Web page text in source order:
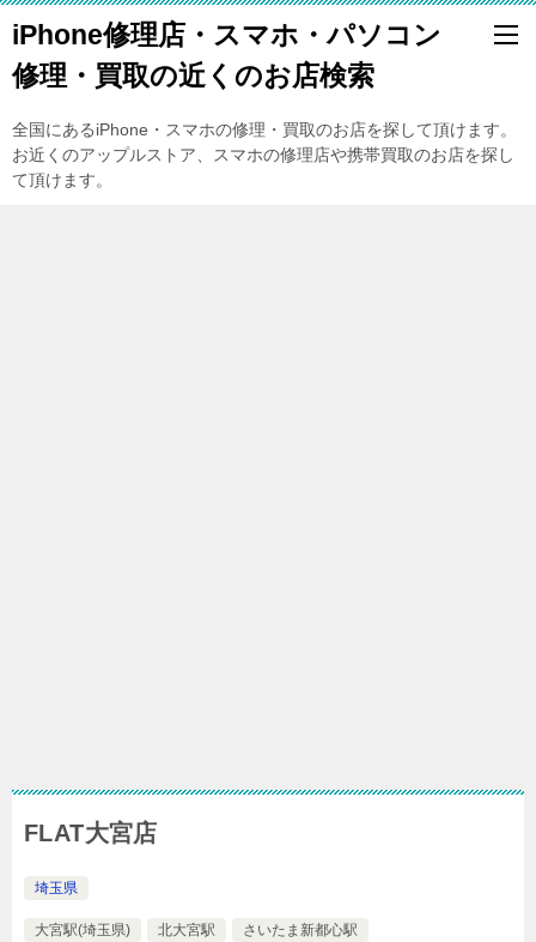
iPhone修理店・スマホ・パソコン
修理・買取の近くのお店検索
全国にあるiPhone・スマホの修理・買取のお店を探して頂けます。
お近くのアップルストア、スマホの修理店や携帯買取のお店を探し
て頂けます。
FLAT大宮店
埼玉県
大宮駅(埼玉県) 北大宮駅
さいたま新都心駅